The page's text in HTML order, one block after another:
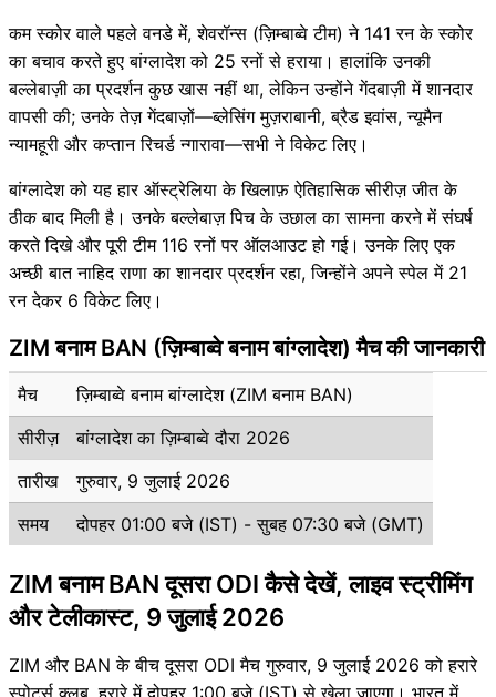
कम स्कोर वाले पहले वनडे में, शेवरॉन्स (ज़िम्बाब्वे टीम) ने 141 रन के स्कोर
का बचाव करते हुए बांग्लादेश को 25 रनों से हराया। हालांकि उनकी
बल्लेबाज़ी का प्रदर्शन कुछ खास नहीं था, लेकिन उन्होंने गेंदबाज़ी में शानदार
वापसी की; उनके तेज़ गेंदबाज़ों—ब्लेसिंग मुज़राबानी, ब्रैड इवांस, न्यूमैन
न्यामहूरी और कप्तान रिचर्ड न्गारावा—सभी ने विकेट लिए।
बांग्लादेश को यह हार ऑस्ट्रेलिया के खिलाफ़ ऐतिहासिक सीरीज़ जीत के
ठीक बाद मिली है। उनके बल्लेबाज़ पिच के उछाल का सामना करने में संघर्ष
करते दिखे और पूरी टीम 116 रनों पर ऑलआउट हो गई। उनके लिए एक
अच्छी बात नाहिद राणा का शानदार प्रदर्शन रहा, जिन्होंने अपने स्पेल में 21
रन देकर 6 विकेट लिए।
ZIM बनाम BAN (ज़िम्बाब्वे बनाम बांग्लादेश) मैच की जानकारी
मैच
ज़िम्बाब्वे बनाम बांग्लादेश (ZIM बनाम BAN)
सीरीज़
बांग्लादेश का ज़िम्बाब्वे दौरा 2026
तारीख
गुरुवार, 9 जुलाई 2026
समय
दोपहर 01:00 बजे (IST) - सुबह 07:30 बजे (GMT)
ZIM बनाम BAN दूसरा ODI कैसे देखें, लाइव स्ट्रीमिंग
और टेलीकास्ट, 9 जुलाई 2026
ZIM और BAN के बीच दूसरा ODI मैच गुरुवार, 9 जुलाई 2026 को हरारे
स्पोर्ट्स क्लब, हरारे में दोपहर 1:00 बजे (IST) से खेला जाएगा। भारत में